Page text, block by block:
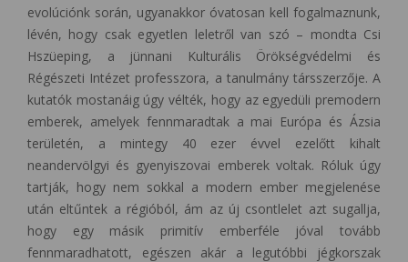
evolúciónk során, ugyanakkor óvatosan kell fogalmaznunk,
lévén, hogy csak egyetlen leletről van szó – mondta Csi
Hszüeping, a jünnani Kulturális Örökségvédelmi és
Régészeti Intézet professzora, a tanulmány társszerzője. A
kutatók mostanáig úgy vélték, hogy az egyedüli premodern
emberek, amelyek fennmaradtak a mai Európa és Ázsia
területén, a mintegy 40 ezer évvel ezelőtt kihalt
neandervölgyi és gyenyiszovai emberek voltak. Róluk úgy
tartják, hogy nem sokkal a modern ember megjelenése
után eltűntek a régióból, ám az új csontlelet azt sugallja,
hogy egy másik primitív emberféle jóval tovább
fennmaradhatott, egészen akár a legutóbbi jégkorszak